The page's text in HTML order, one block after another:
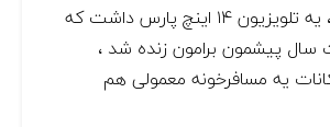
بسته نمیشد ، یه تلویزیون ۱۴ اینچ پارس داشت که
پیشمون برامون زنده شد ،
یه مسافرخونه معمولی هم